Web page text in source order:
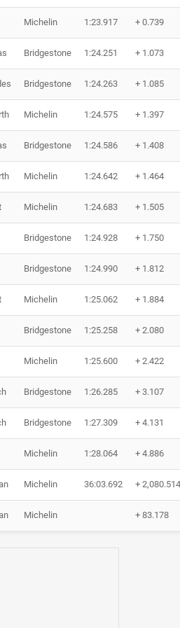
Michelin 1:23.917 + 0.739
Bridgestone 1:24.251 + 1.073
Bridgestone 1:24.263 + 1.085
Michelin 1:24.575 + 1.397
Bridgestone 1:24.586 + 1.408
Michelin 1:24.642 + 1.464
Michelin 1:24.683 + 1.505
Bridgestone 1:24.928 + 1.750
Bridgestone 1:24.990 + 1.812
Michelin 1:25.062 + 1.884
Bridgestone 1:25.258 + 2.080
Michelin 1:25.600 + 2.422
Bridgestone 1:26.285 + 3.107
Bridgestone 1:27.309 + 4.131
Michelin 1:28.064 + 4.886
Michelin 36:03.692 + 2,080.514
Michelin + 83.178